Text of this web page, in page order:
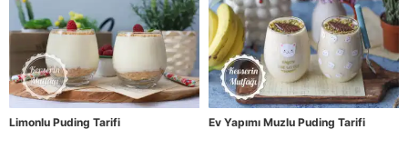
Limonlu Puding Tarifi Ev Yapımı Muzlu Puding Tarifi